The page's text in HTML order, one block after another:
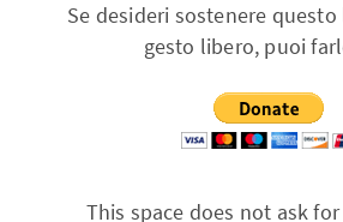
Se desideri sostenere
gesto libero, puoi
This space does not ask